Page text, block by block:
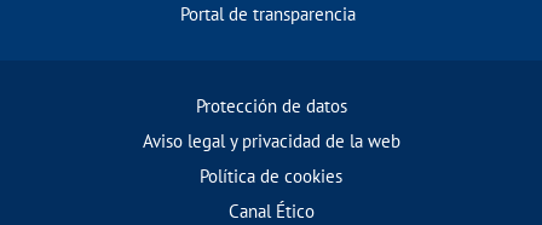
Portal de transparencia
Protección de datos
Aviso legal y privacidad de la web
Política de cookies
Canal Ético